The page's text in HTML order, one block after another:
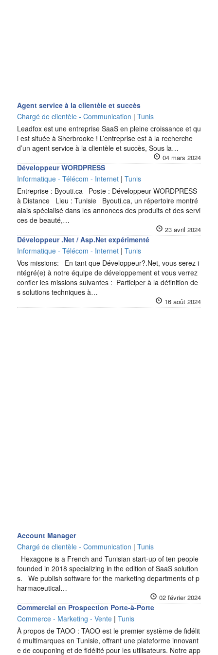
Agent service à la clientèle et succès
Chargé de clientèle - Communication | Tunis
Leadfox est une entreprise SaaS en pleine croissance et qu
i est située à Sherbrooke ! L’entreprise est à la recherche
d’un agent service à la clientèle et succès, Sous la…
04 mars 2024
Développeur WORDPRESS
Informatique - Télécom - Internet | Tunis
Entreprise : Byouti.ca Poste : Développeur WORDPRESS
à Distance Lieu : Tunisie Byouti.ca, un répertoire montré
alais spécialisé dans les annonces des produits et des servi
ces de beauté,…
23 avril 2024
Développeur .Net / Asp.Net expérimenté
Informatique - Télécom - Internet | Tunis
Vos missions: En tant que Développeur?.Net, vous serez i
ntégré(e) à notre équipe de développement et vous verrez
confier les missions suivantes : Participer à la définition de
s solutions techniques à…
16 août 2024
Account Manager
Chargé de clientèle - Communication | Tunis
Hexagone is a French and Tunisian start-up of ten people
founded in 2018 specializing in the edition of SaaS solution
s. We publish software for the marketing departments of p
harmaceutical…
02 février 2024
Commercial en Prospection Porte-à-Porte
Commerce - Marketing - Vente | Tunis
À propos de TAOO : TAOO est le premier système de fidélit
é multimarques en Tunisie, offrant une plateforme innovant
e de couponing et de fidélité pour les utilisateurs. Notre app